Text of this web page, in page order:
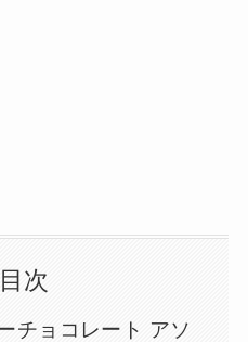
目次
チョコレート アソ